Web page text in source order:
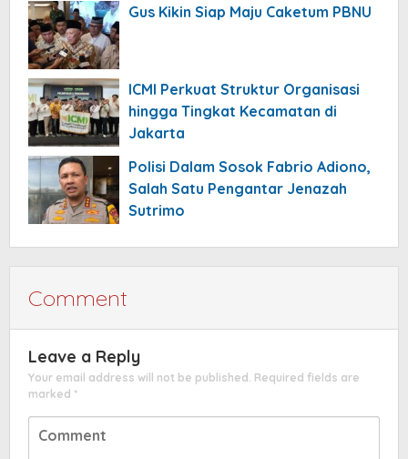
Gus Kikin Siap Maju Caketum PBNU
ICMI Perkuat Struktur Organisasi
hingga Tingkat Kecamatan di
Jakarta
Polisi Dalam Sosok Fabrio Adiono,
Salah Satu Pengantar Jenazah
Sutrimo
Comment
Leave a Reply
Your email address will not be published. Required fields are
marked *